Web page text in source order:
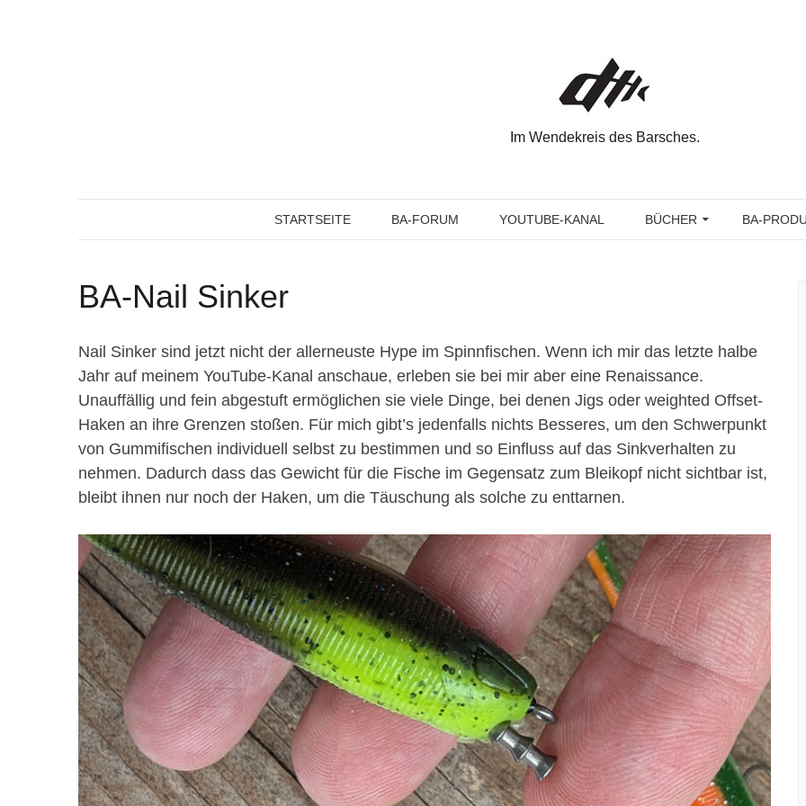
Im Wendekreis des Barsches.
STARTSEITE BA-FORUM YOUTUBE-KANAL BÜCHER BA-
BA-Nail Sinker
Nail Sinker sind jetzt nicht der allerneuste Hype im Spinnfischen. Wenn ich mir das letzte halbe
Jahr auf meinem YouTube-Kanal anschaue, erleben sie bei mir aber eine Renaissance.
Unauffällig und fein abgestuft ermöglichen sie viele Dinge, bei denen Jigs oder weighted Offset-
Haken an ihre Grenzen stoßen. Für mich gibt’s jedenfalls nichts Besseres, um den Schwerpunkt
von Gummifischen individuell selbst zu bestimmen und so Einfluss auf das Sinkverhalten zu
nehmen. Dadurch dass das Gewicht für die Fische im Gegensatz zum Bleikopf nicht sichtbar ist,
bleibt ihnen nur noch der Haken, um die Täuschung als solche zu enttarnen.